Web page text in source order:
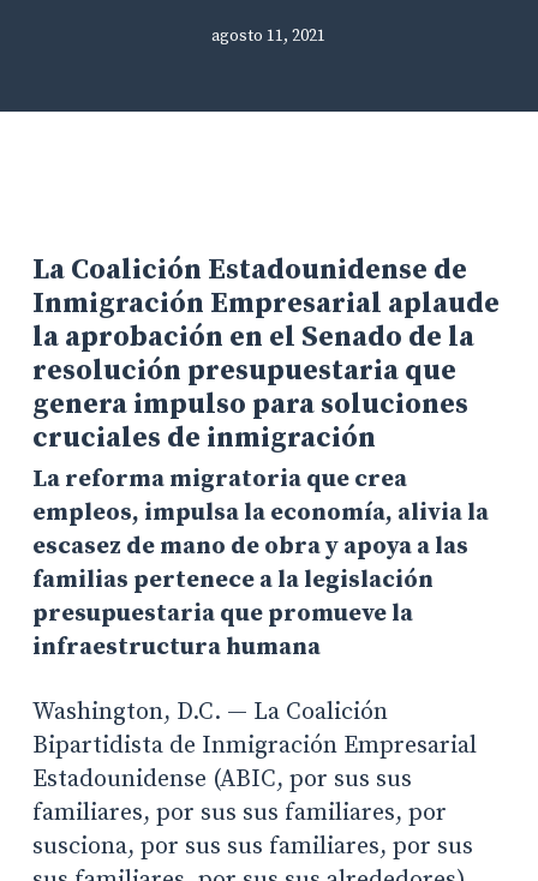
agosto 11, 2021
La Coalición Estadounidense de
Inmigración Empresarial aplaude
la aprobación en el Senado de la
resolución presupuestaria que
genera impulso para soluciones
cruciales de inmigración
La reforma migratoria que crea
empleos, impulsa la economía, alivia la
escasez de mano de obra y apoya a las
familias pertenece a la legislación
presupuestaria que promueve la
infraestructura humana
Washington, D.C. — La Coalición
Bipartidista de Inmigración Empresarial
Estadounidense (ABIC, por sus sus
familiares, por sus sus familiares, por
susciona, por sus sus familiares, por sus